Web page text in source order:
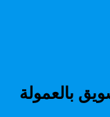
بالعمولة